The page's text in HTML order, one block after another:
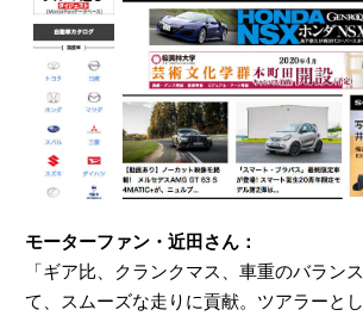
モーターファン・近田さん：
「ギア比、クランクマス、車重のバラン
て、スムーズな走りに貢献。ツアラーと